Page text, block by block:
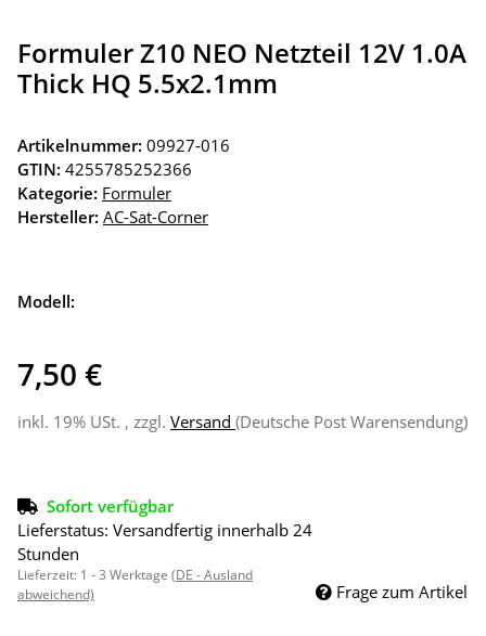
Formuler Z10 NEO Netzteil 12V 1.0A
Thick HQ 5.5x2.1mm
Artikelnummer: 09927-016
GTIN: 4255785252366
Kategorie: Formuler
Hersteller: AC-Sat-Corner
Modell:
7,50 €
inkl. 19% USt. , zzgl. Versand (Deutsche Post Warensendung)
Sofort verfügbar
Lieferstatus: Versandfertig innerhalb 24
Stunden
Lieferzeit: 1 - 3 Werktage (DE - Ausland
abweichend)
Frage zum Artikel